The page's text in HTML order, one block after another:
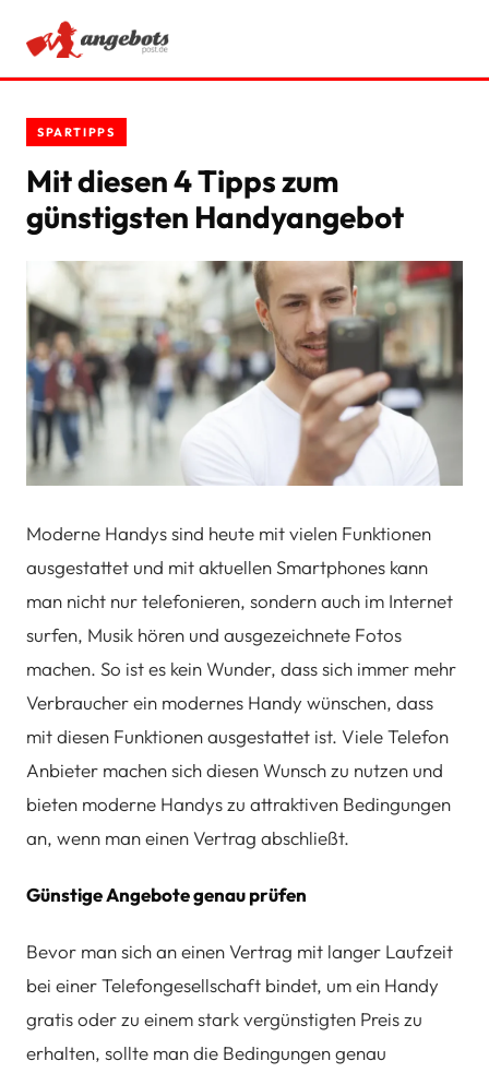
SCHNÄPPCHEN
SPARTIPPS
SPARTIPPS
Mit diesen 4 Tipps zum
günstigsten Handyangebot
Moderne Handys sind heute mit vielen Funktionen
ausgestattet und mit aktuellen Smartphones kann
man nicht nur telefonieren, sondern auch im Internet
surfen, Musik hören und ausgezeichnete Fotos
machen. So ist es kein Wunder, dass sich immer mehr
Verbraucher ein modernes Handy wünschen, dass
mit diesen Funktionen ausgestattet ist. Viele Telefon
Anbieter machen sich diesen Wunsch zu nutzen und
bieten moderne Handys zu attraktiven Bedingungen
an, wenn man einen Vertrag abschließt.
Günstige Angebote genau prüfen
Bevor man sich an einen Vertrag mit langer Laufzeit
bei einer Telefongesellschaft bindet, um ein Handy
gratis oder zu einem stark vergünstigten Preis zu
erhalten, sollte man die Bedingungen genau